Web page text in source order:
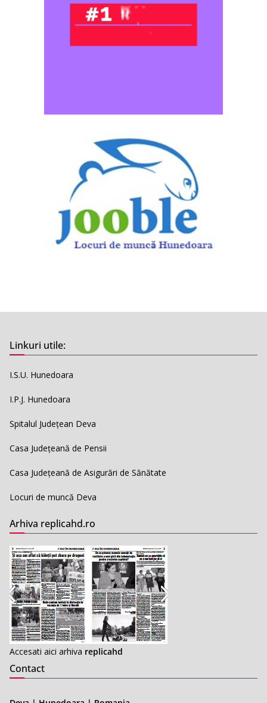
Linkuri utile:
I.S.U. Hunedoara
I.P.J. Hunedoara
Spitalul Județean Deva
Casa Județeană de Pensii
Casa Județeană de Asigurări de Sănătate
Locuri de muncă Deva
Arhiva replicahd.ro
Accesati aici arhiva replicahd
Contact